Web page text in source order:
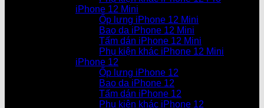
iPhone 12 Mini
Ốp lưng iPhone 12 Mini
Bao da iPhone 12 Mini
Tấm dán iPhone 12 Mini
Phụ kiện khác iPhone 12 Mini
iPhone 12
Ốp lưng iPhone 12
Bao da iPhone 12
Tấm dán iPhone 12
Phụ kiện khác iPhone 12